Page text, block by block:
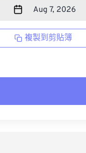
複製到剪貼簿